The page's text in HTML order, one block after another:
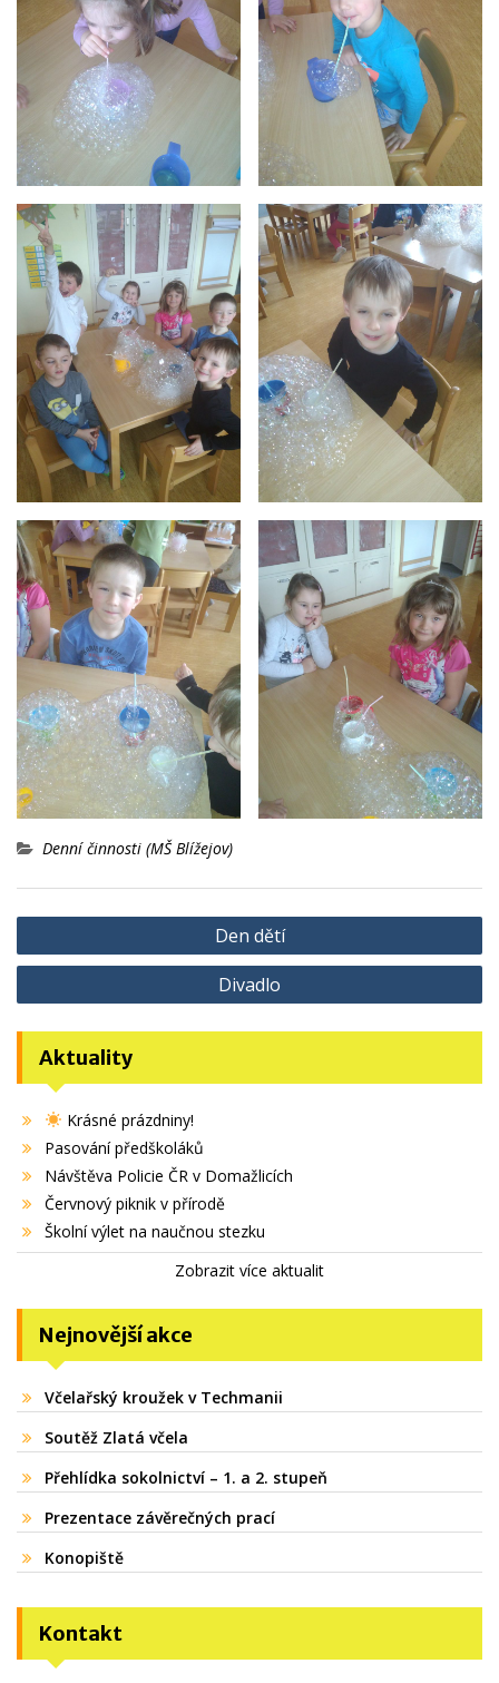
Denní činnosti (MŠ Blížejov)
Navigace
pro
Den dětí
Divadlo
Aktuality
Krásné prázdniny!
Pasování předškoláků
Návštěva Policie ČR v Domažlicích
Červnový piknik v přírodě
Školní výlet na naučnou stezku
Zobrazit více aktualit
Nejnovější akce
Včelařský kroužek v Techmanii
Soutěž Zlatá včela
Přehlídka sokolnictví – 1. a 2. stupeň
Prezentace závěrečných prací
Konopiště
Kontakt